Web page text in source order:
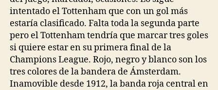
intentado el Tottenham que con un gol más
estaría clasificado. Falta toda la segunda parte
pero el Tottenham tendría que marcar tres goles
si quiere estar en su primera final de la
Champions League. Rojo, negro y blanco son los
tres colores de la bandera de Ámsterdam.
Inamovible desde 1912, la banda roja central en